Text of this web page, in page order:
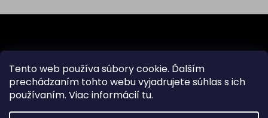
Tento web používa súbory cookie. Ďalším
prechádzaním tohto webu vyjadrujete súhlas s ich
používaním. Viac informácií tu.
p
Odoberať newsletter
Vložte svoj e-mail a my Vám budeme zasielať informácie